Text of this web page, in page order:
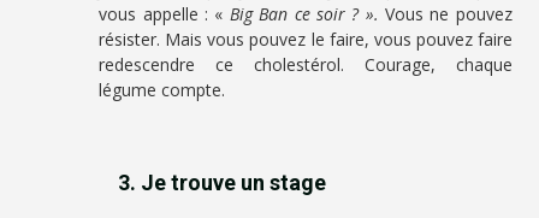
vous appelle : « Big Ban ce soir ? ». Vous ne pouvez
résister. Mais vous pouvez le faire, vous pouvez faire
redescendre ce cholestérol. Courage, chaque
légume compte.
3. Je trouve un stage